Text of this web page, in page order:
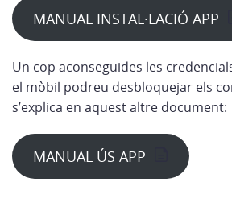
MANUAL INSTAL·LACIÓ APP
Un cop aconseguides les
el mòbil podreu desbloquejar els
s’explica en aquest altre document:
MANUAL ÚS APP